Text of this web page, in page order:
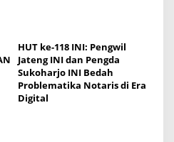
HUT ke-118 INI: Pengwil
Jateng INI dan Pengda
Sukoharjo INI Bedah
Problematika Notaris di Era
Digital